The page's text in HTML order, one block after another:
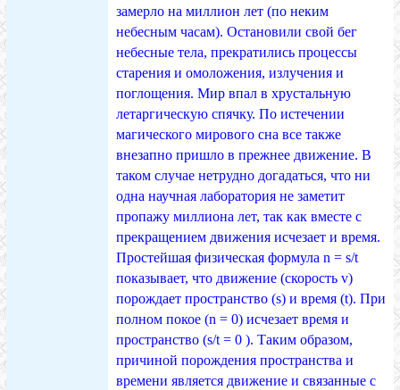
замерло на миллион лет (по неким
небесным часам). Остановили свой бег
небесные тела, прекратились процессы
старения и омоложения, излучения и
поглощения. Мир впал в хрустальную
летаргическую спячку. По истечении
магического мирового сна все также
внезапно пришло в прежнее движение. В
таком случае нетрудно догадаться, что ни
одна научная лаборатория не заметит
пропажу миллиона лет, так как вместе с
прекращением движения исчезает и время.
Простейшая физическая формула n = s/t
показывает, что движение (скорость v)
порождает пространство (s) и время (t). При
полном покое (n = 0) исчезает время и
пространство (s/t = 0 ). Таким образом,
причиной порождения пространства и
времени является движение и связанные с